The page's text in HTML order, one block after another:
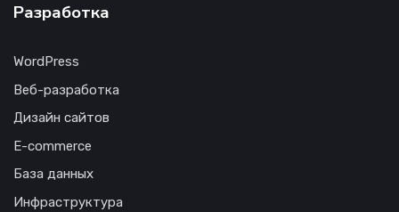
Разработка
WordPress
Веб-разработка
Дизайн сайтов
E-commerce
База данных
Инфраструктура